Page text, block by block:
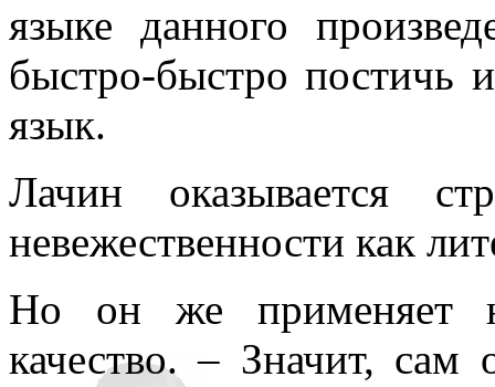
языке данного
быстро-быстро постичь
язык.
Лачин оказывается
невежественности как
Но он же применяет
качество. – Значит, сам